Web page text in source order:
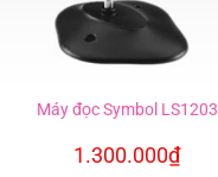
Máy đọc Symbol LS1203
1.300.000₫